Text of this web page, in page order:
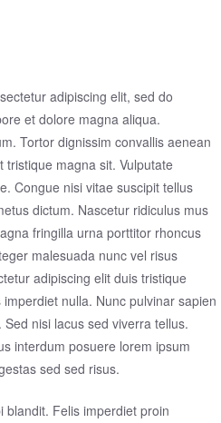
adipiscing elit, sed do
et dolore magna aliqua.
Tortor dignissim convallis aenean
magna sit. Vulputate
Congue nisi vitae suscipit tellus
dictum. Nascetur ridiculus mus
fringilla urna porttitor rhoncus
malesuada nunc vel risus
adipiscing elit duis tristique
nulla. Nunc pulvinar sapien
nisi lacus sed viverra tellus.
interdum posuere lorem ipsum
sed sed risus.
blandit. Felis imperdiet proin